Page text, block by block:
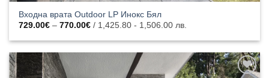
Входна врата Outdoor LP Инокс Бял
729.00€ – 770.00€Price
729.00€
/ 1,425.80 - 1,506.00 лв.